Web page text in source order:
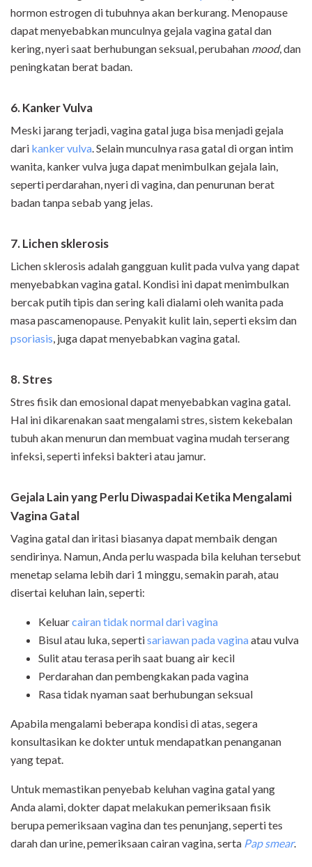
hormon estrogen di tubuhnya akan berkurang. Menopause
dapat menyebabkan munculnya gejala vagina gatal dan
kering, nyeri saat berhubungan seksual, perubahan mood, dan
peningkatan berat badan.
6. Kanker Vulva
Meski jarang terjadi, vagina gatal juga bisa menjadi gejala
dari kanker vulva. Selain munculnya rasa gatal di organ intim
wanita, kanker vulva juga dapat menimbulkan gejala lain,
seperti perdarahan, nyeri di vagina, dan penurunan berat
badan tanpa sebab yang jelas.
7. Lichen sklerosis
Lichen sklerosis adalah gangguan kulit pada vulva yang dapat
menyebabkan vagina gatal. Kondisi ini dapat menimbulkan
bercak putih tipis dan sering kali dialami oleh wanita pada
masa pascamenopause. Penyakit kulit lain, seperti eksim dan
psoriasis, juga dapat menyebabkan vagina gatal.
8. Stres
Stres fisik dan emosional dapat menyebabkan vagina gatal.
Hal ini dikarenakan saat mengalami stres, sistem kekebalan
tubuh akan menurun dan membuat vagina mudah terserang
infeksi, seperti infeksi bakteri atau jamur.
Gejala Lain yang Perlu Diwaspadai Ketika Mengalami
Vagina Gatal
Vagina gatal dan iritasi biasanya dapat membaik dengan
sendirinya. Namun, Anda perlu waspada bila keluhan tersebut
menetap selama lebih dari 1 minggu, semakin parah, atau
disertai keluhan lain, seperti:
Keluarcairan tidak normal dari vagina
Bisul atau luka, sepertisariawan pada vaginaatau vulva
Sulit atau terasa perih saat buang air kecil
Perdarahan dan pembengkakan pada vagina
Rasa tidak nyaman saat berhubungan seksual
Apabila mengalami beberapa kondisi di atas, segera
konsultasikan ke dokter untuk mendapatkan penanganan
yang tepat.
Untuk memastikan penyebab keluhan vagina gatal yang
Anda alami, dokter dapat melakukan pemeriksaan fisik
berupa pemeriksaan vagina dan tes penunjang, seperti tes
darah dan urine, pemeriksaan cairan vagina, serta Pap smear.